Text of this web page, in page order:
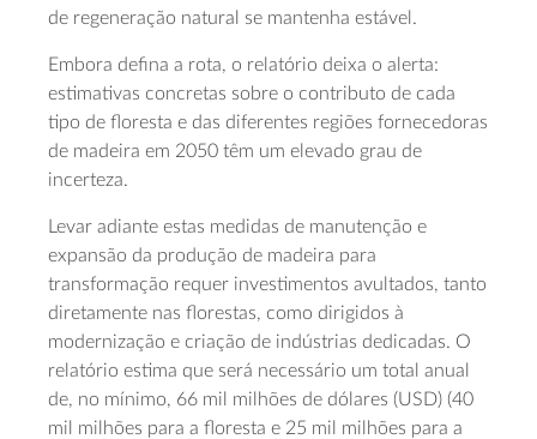
de regeneração natural se mantenha estável.
Embora defina a rota, o relatório deixa o alerta:
estimativas concretas sobre o contributo de cada
tipo de floresta e das diferentes regiões fornecedoras
de madeira em 2050 têm um elevado grau de
incerteza.
Levar adiante estas medidas de manutenção e
expansão da produção de madeira para
transformação requer investimentos avultados, tanto
diretamente nas florestas, como dirigidos à
modernização e criação de indústrias dedicadas. O
relatório estima que será necessário um total anual
de, no mínimo, 66 mil milhões de dólares (USD) (40
mil milhões para a floresta e 25 mil milhões para a